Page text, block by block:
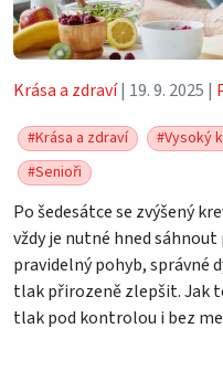
Krása a zdraví| 19. 9. 2025 |
#Krása a zdraví #Vysoký
#Senioři
Po šedesátce se zvýšený
vždy je nutné hned
pravidelný pohyb, správné
tlak přirozeně zlepšit. Jak
tlak pod kontrolou i bez